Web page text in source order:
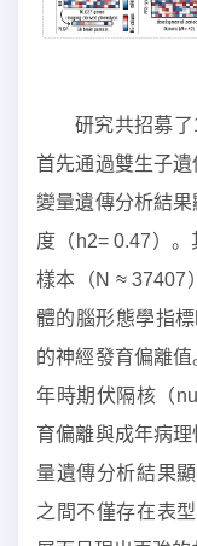
研究共招募
首先通過雙生子
變量遺傳分析結
度（h2= 0.47）
樣本（N ≈ 37407
體的腦形態學指
的神經發育偏離
年時期伏隔核（
育偏離與成年病
量遺傳分析結果
之間不僅存在表